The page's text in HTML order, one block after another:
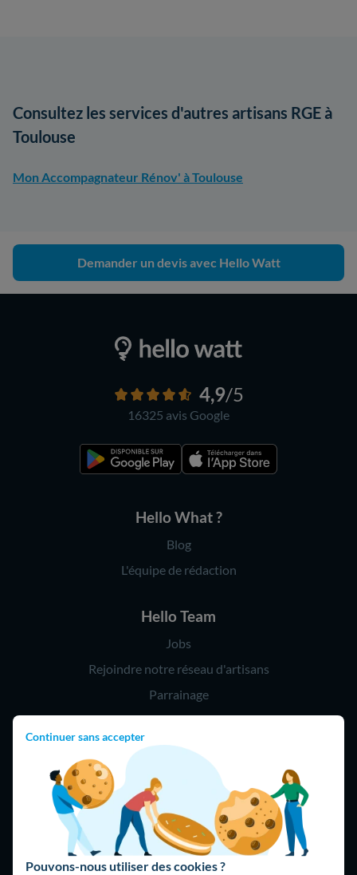
Continuer sans accepter
Pouvons-nous utiliser des cookies ?
Consultez les services d'autres artisans RGE à
Toulouse
Mon Accompagnateur Rénov' à Toulouse
Demander un devis avec Hello Watt
4,9/5
16325 avis Google
Hello What ?
Blog
L'équipe de rédaction
Hello Team
Jobs
Rejoindre notre réseau d'artisans
Parrainage
Hello !
09 75 18 60 60
(8h-21h)
75018 Paris